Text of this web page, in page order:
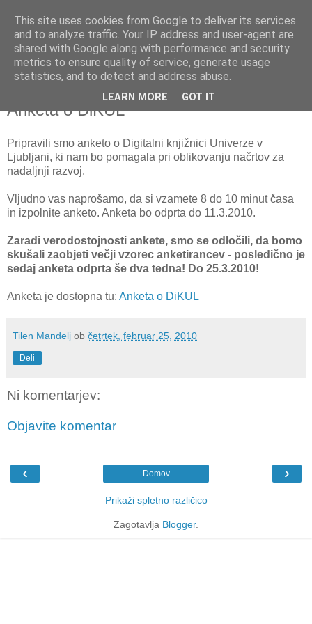
četrtek, 25. februar 2010
Anketa o DiKUL
Pripravili smo anketo o Digitalni knjižnici Univerze v
Ljubljani, ki nam bo pomagala pri oblikovanju načrtov za
nadaljnji razvoj.
Vljudno vas naprošamo, da si vzamete 8 do 10 minut časa
in izpolnite anketo. Anketa bo odprta do 11.3.2010.
Zaradi verodostojnosti ankete, smo se odločili, da bomo
skušali zaobjeti večji vzorec anketirancev - posledično je
sedaj anketa odprta še dva tedna! Do 25.3.2010!
Anketa je dostopna tu: Anketa o DiKUL
Tilen Mandelj ob četrtek, februar 25, 2010
Deli
Ni komentarjev:
Objavite komentar
‹ ›
Domov
Prikaži spletno različico
Zagotavlja Blogger.
This site uses cookies from Google to deliver its services
and to analyze traffic. Your IP address and user-agent are
shared with Google along with performance and security
metrics to ensure quality of service, generate usage
statistics, and to detect and address abuse.
LEARN MORE GOT IT